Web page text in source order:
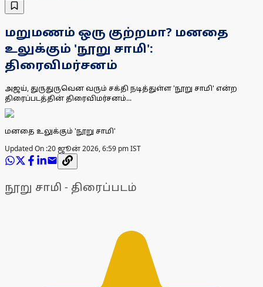
மறுமணம் ஒரு குற்றமா? மனதை
உலுக்கும் 'நூறு சாமி':
திரைவிமர்சனம்
அஜய், துருதுருவென வரும் சக்தி நடித்துள்ள 'நூறு சாமி' என்ற
திரைப்படத்தின் திரைவிமர்சனம்...
மனதை உலுக்கும் 'நூறு சாமி'
Updated On :20 ஜூன் 2026, 6:59 pm IST
நூறு சாமி - திரைப்படம்